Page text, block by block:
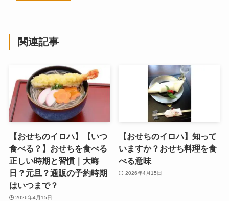
関連記事
【おせちのイロハ】【いつ
食べる？】おせちを食べる
正しい時期と習慣｜大晦
日？元旦？通販の予約時期
はいつまで？
2026年4月15日
【おせちのイロハ】知って
いますか？おせち料理を食
べる意味
2026年4月15日